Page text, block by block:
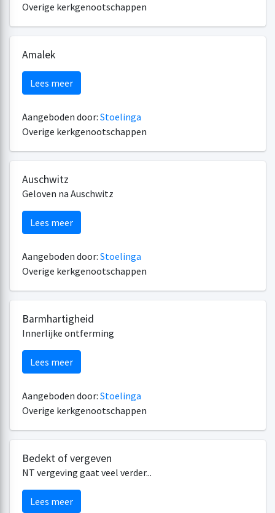
Overige kerkgenootschappen
Amalek
Lees meer
Aangeboden door: Stoelinga
Overige kerkgenootschappen
Auschwitz
Geloven na Auschwitz
Lees meer
Aangeboden door: Stoelinga
Overige kerkgenootschappen
Barmhartigheid
Innerlijke ontferming
Lees meer
Aangeboden door: Stoelinga
Overige kerkgenootschappen
Bedekt of vergeven
NT vergeving gaat veel verder...
Lees meer